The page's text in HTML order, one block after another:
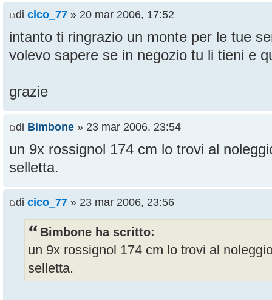
di cico_77 » 20 mar 2006, 17:52
intanto ti ringrazio un monte per le tue
volevo sapere se in negozio tu li tieni e
grazie
di Bimbone » 23 mar 2006, 23:54
un 9x rossignol 174 cm lo trovi al
selletta.
di cico_77 » 23 mar 2006, 23:56
Bimbone ha scritto:
un 9x rossignol 174 cm lo trovi al
selletta.